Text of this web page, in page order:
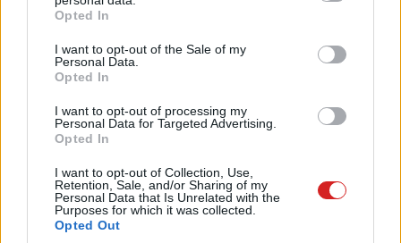
grant or deny consent to Google and its third-party tags to
use your data for below specified purposes in below Google
consent section.
Opted In
I want to opt-out of the Sale of my
Personal Data.
Opted In
I want to opt-out of processing my
Personal Data for Targeted Advertising.
Opted In
I want to opt-out of Collection, Use,
Retention, Sale, and/or Sharing of my
Personal Data that Is Unrelated with the
Purposes for which it was collected.
Opted Out
Az Xperia XZ3 nagy újdonsága a lekerekített, 6 colos
és minden Sony képjavító extrát megkapott. A fényerő
csodálatos, a kontraszt a P-OLED technológiának
köszönhetően szuper, a színek élénkek. A HDR a
videofelvételre is vonatkozik, ráadásul hiába az egyetlen
hátlapi szenzor, az XZ3 jó képeket és videókat készít.